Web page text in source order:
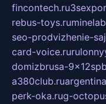
fincontech.ru
rebus-toys.ru
seo-prodvizhenie-
card-voice.ru
domizbrusa-
a380club.ru
perk-oka.rug-